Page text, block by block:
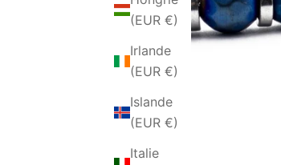
(EUR €)
Irlande
(EUR €)
Islande
(EUR €)
Italie